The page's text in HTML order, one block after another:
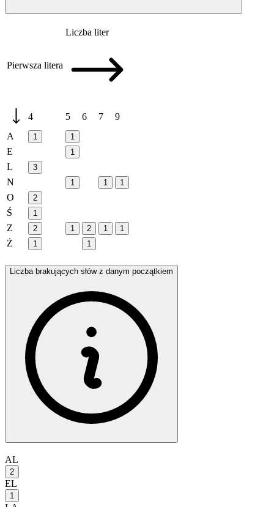
Pierwsza litera
Liczba liter
4 5 6 7
9
A
1 1
E 1
L 3
N 1 1 1
O 2
Ś 1
Z 2 1 2 1 1
Ż 1 1
Liczba brakujących słów z danym początkiem
AL
2
EL
1